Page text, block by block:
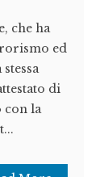
che ha
ed
di
con la